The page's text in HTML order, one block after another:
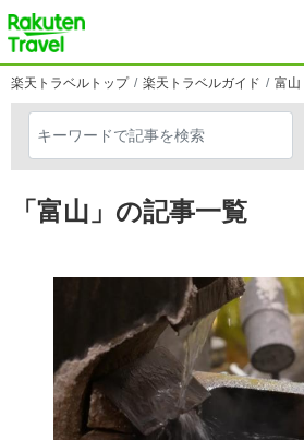
楽天トラベルトップ 楽天トラベルガイド 富山
「富山」の記事一覧